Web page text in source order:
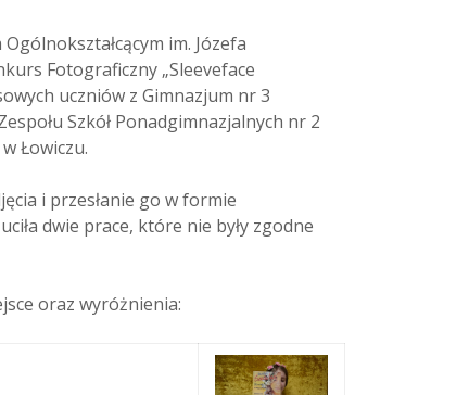
im. Józefa
Fotograficzny „Sleeveface
uczniów z Gimnazjum nr 3
Szkół Ponadgimnazjalnych nr 2
Łowiczu.
i przesłanie go w formie
dwie prace, które nie były zgodne
oraz wyróżnienia: